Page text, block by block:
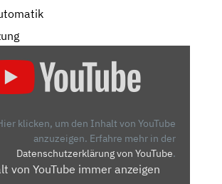
klicken, um den Inhalt von YouTube
anzuzeigen. Erfahre mehr in der
Datenschutzerklärung von YouTube.
von YouTube immer anzeigen